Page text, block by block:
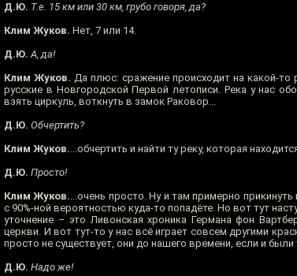
Д.Ю. Т.е. 15 км или 30 км, грубо говоря, да?
Клим Жуков. Нет, 7 или 14.
Д.Ю. А, да!
Клим Жуков. Да плюс: сражение происходит на какой-
русские в Новгородской Первой летописи. Река у нас
взять циркуль, воткнуть в замок Раковор...
Д.Ю. Обчертить?
Клим Жуков....обчертить и найти ту реку, которая
Д.Ю. Просто!
Клим Жуков....очень просто. Ну и там примерно
с 90%-ной вероятностью куда-то попадёте. Но вот тут
уточнение – это Ливонская хроника Германа фон
церкви. И вот тут-то у нас всё играет совсем другими
просто не существует, они до нашего времени, если и были
Д.Ю. Надо же!